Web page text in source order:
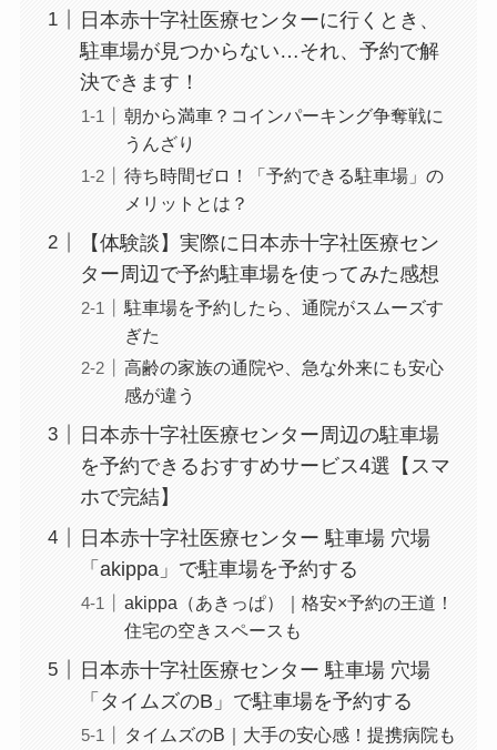
日本赤十字社医療センターに行くとき、
駐車場が見つからない…それ、予約で解
決できます！
朝から満車？コインパーキング争奪戦に
うんざり
待ち時間ゼロ！「予約できる駐車場」の
メリットとは？
【体験談】実際に日本赤十字社医療セン
ター周辺で予約駐車場を使ってみた感想
駐車場を予約したら、通院がスムーズす
ぎた
高齢の家族の通院や、急な外来にも安心
感が違う
日本赤十字社医療センター周辺の駐車場
を予約できるおすすめサービス4選【スマ
ホで完結】
日本赤十字社医療センター 駐車場 穴場
「akippa」で駐車場を予約する
akippa（あきっぱ）｜格安×予約の王道！
住宅の空きスペースも
日本赤十字社医療センター 駐車場 穴場
「タイムズのB」で駐車場を予約する
タイムズのB｜大手の安心感！提携病院も